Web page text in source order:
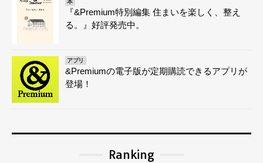
本
『&Premium特別編集 住まいを楽しく、整え
る。』好評発売中。
アプリ
&Premiumの電子版が定期購読できるアプリが
登場！
Ranking